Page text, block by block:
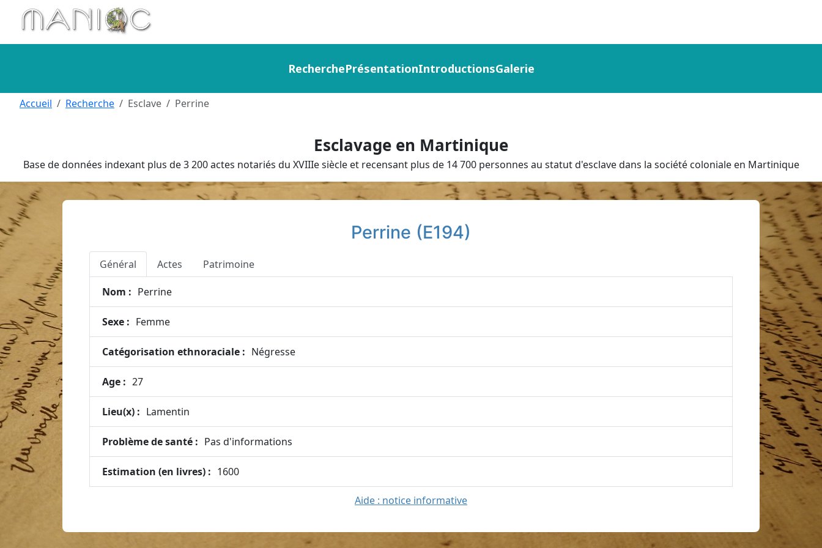
Aller au contenu principal
RecherchePrésentationIntroductionsGalerie
Esclavage en Martinique
Base de données indexant plus de 3 200 actes notariés du XVIIIe siècle et recensant plus de 14 700 personnes au statut d'esclave dans la société coloniale en Martinique
Accueil Recherche Esclave Perrine
Perrine (E194)
Général Actes Patrimoine
Nom : Perrine
Sexe : Femme
Catégorisation ethnoraciale : Négresse
Age : 27
Lieu(x) : Lamentin
Problème de santé : Pas d'informations
Estimation (en livres) : 1600
Aide : notice informative